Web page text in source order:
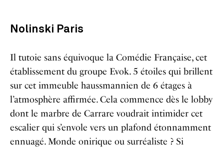
Nolinski Paris
Il tutoie sans équivoque la Comédie Française, cet
établissement du groupe Evok. 5 étoiles qui brillent
sur cet immeuble haussmannien de 6 étages à
l’atmosphère affirmée. Cela commence dès le lobby
dont le marbre de Carrare voudrait intimider cet
escalier qui s’envole vers un plafond étonnamment
ennuagé. Monde onirique ou surréaliste ? Si